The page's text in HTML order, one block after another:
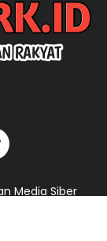
Media Siber